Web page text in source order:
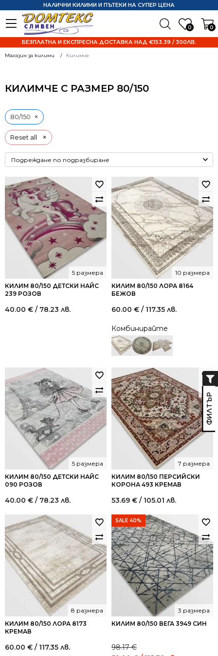
0 0
НАЛИЧНИ КИЛИМИ И ПЪТЕКИ НА СУПЕР ЦЕНА
БЕЗПЛАТНА И ЕКСПРЕСНА ДОСТАВКА НАД €153.39 / 300ЛВ.
Магазин за килими Килимче
КИЛИМЧЕ С РАЗМЕР 80/150
Reset all ×
80/150 ×
КИЛИМ 80/150 ДЕТСКИ НАЙС
239 РОЗОВ
5 размера
40.00 € / 78.23 лв.
КИЛИМ 80/150 ЛОРА 8164
БЕЖОВ
10 размера
60.00 € / 117.35 лв.
Комбинирайте
КИЛИМ 80/150 ДЕТСКИ НАЙС
090 РОЗОВ
5 размера
40.00 € / 78.23 лв.
КИЛИМ 80/150 ПЕРСИЙСКИ
КОРОНА 493 КРЕМАВ
7 размера
53.69 € / 105.01 лв.
КИЛИМ 80/150 ЛОРА 8173
КРЕМАВ
8 размера
60.00 € / 117.35 лв.
SALE 40%
КИЛИМ 80/150 ВЕГА 3949 СИН
3 размера
98.17€